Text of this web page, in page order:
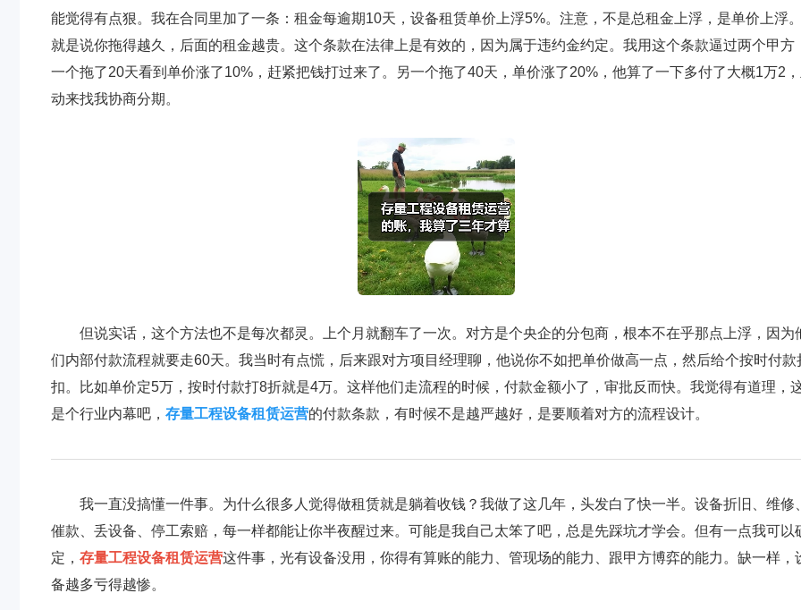
能觉得有点狠。我在合同里加了一条：租金每逾期10天，设备租赁单价上浮5%。注意，不是总租金上浮，是单价上浮
就是说你拖得越久，后面的租金越贵。这个条款在法律上是有效的，因为属于违约金约定。我用这个条款逼过两个甲方
一个拖了20天看到单价涨了10%，赶紧把钱打过来了。另一个拖了40天，单价涨了20%，他算了一下多付了大概1万2
动来找我协商分期。
但说实话，这个方法也不是每次都灵。上个月就翻车了一次。对方是个央企的分包商，根本不在乎那点上浮，因为
们内部付款流程就要走60天。我当时有点慌，后来跟对方项目经理聊，他说你不如把单价做高一点，然后给个按时付款
扣。比如单价定5万，按时付款打8折就是4万。这样他们走流程的时候，付款金额小了，审批反而快。我觉得有道理，
是个行业内幕吧， 存量工程设备租赁运营的付款条款，有时候不是越严越好，是要顺着对方的流程设计。
我一直没搞懂一件事。为什么很多人觉得做租赁就是躺着收钱？我做了这几年，头发白了快一半。设备折旧、维修、
催款、丢设备、停工索赔，每一样都能让你半夜醒过来。可能是我自己太笨了吧，总是先踩坑才学会。但有一点我可以
定， 存量工程设备租赁运营这件事，光有设备没用，你得有算账的能力、管现场的能力、跟甲方博弈的能力。缺一样，
备越多亏得越惨。